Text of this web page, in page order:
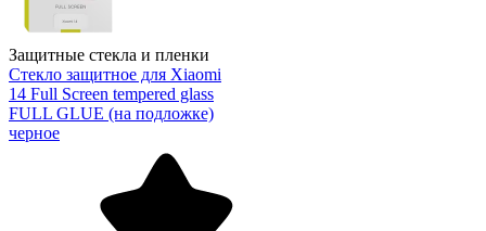
Защитные стекла и пленки
Стекло защитное для Xiaomi
14 Full Screen tempered glass
FULL GLUE (на подложке)
черное